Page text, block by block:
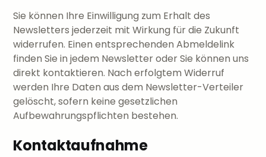
Sie können Ihre Einwilligung zum Erhalt des
Newsletters jederzeit mit Wirkung für die Zukunft
widerrufen. Einen entsprechenden Abmeldelink
finden Sie in jedem Newsletter oder Sie können uns
direkt kontaktieren. Nach erfolgtem Widerruf
werden Ihre Daten aus dem Newsletter-Verteiler
gelöscht, sofern keine gesetzlichen
Aufbewahrungspflichten bestehen.
Kontaktaufnahme